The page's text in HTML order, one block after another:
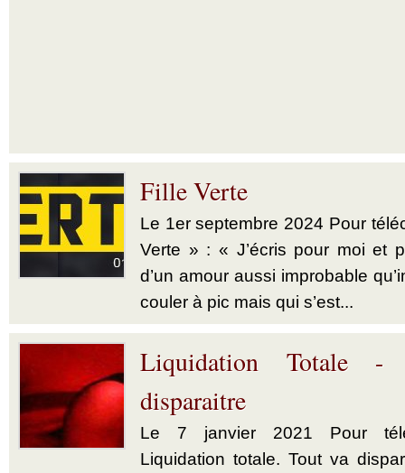
Fille Verte
Le 1er septembre 2024 Pour
Verte » : « J’écris pour moi et
d’un amour aussi improbable
couler à pic mais qui s’est...
Liquidation Totale
disparaitre
Le 7 janvier 2021 Pour
Liquidation totale. Tout va